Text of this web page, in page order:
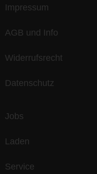
Impressum
AGB und Info
Widerrufsrecht
Datenschutz
Jobs
Laden
Service